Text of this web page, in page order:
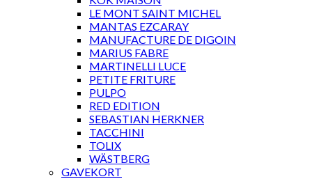
LE MONT SAINT MICHEL
MANTAS EZCARAY
MANUFACTURE DE DIGOIN
MARIUS FABRE
MARTINELLI LUCE
PETITE FRITURE
PULPO
RED EDITION
SEBASTIAN HERKNER
TACCHINI
TOLIX
WÄSTBERG
GAVEKORT